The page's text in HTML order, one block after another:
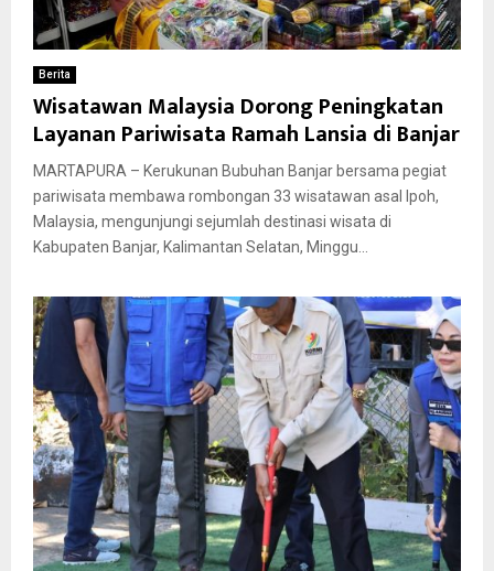
Berita
Wisatawan Malaysia Dorong Peningkatan
Layanan Pariwisata Ramah Lansia di Banjar
MARTAPURA – Kerukunan Bubuhan Banjar bersama pegiat
pariwisata membawa rombongan 33 wisatawan asal Ipoh,
Malaysia, mengunjungi sejumlah destinasi wisata di
Kabupaten Banjar, Kalimantan Selatan, Minggu...